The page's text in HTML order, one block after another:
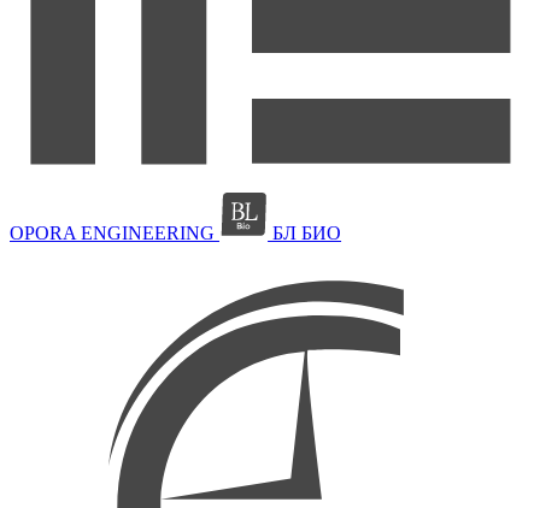
OPORA ENGINEERING БЛ БИО